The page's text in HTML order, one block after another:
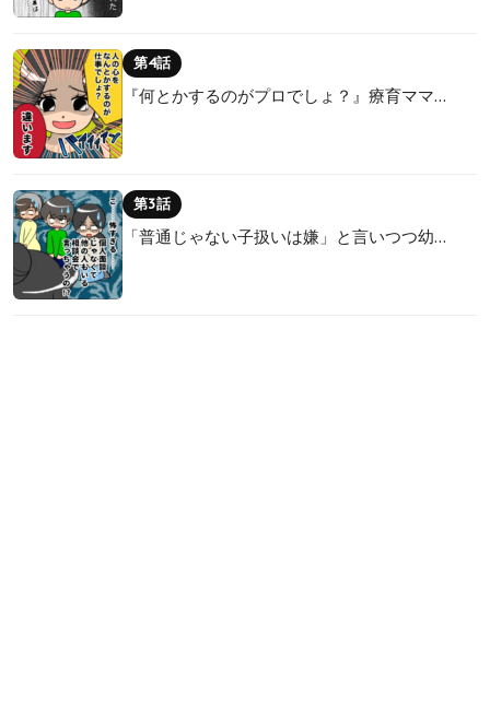
第4話
『何とかするのがプロでしょ？』療育ママ…
第3話
「普通じゃない子扱いは嫌」と言いつつ幼…